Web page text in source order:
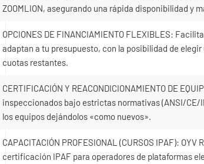
ZOOMLION, asegurando una rápida disponibilidad y
OPCIONES DE FINANCIAMIENTO FLEXIBLES:
adaptan a tu presupuesto, con la posibilidad de
cuotas restantes.
CERTIFICACIÓN Y REACONDICIONAMIENTO DE
inspeccionados bajo estrictas normativas (ANSI/
los equipos dejándolos «como nuevos».
CAPACITACIÓN PROFESIONAL (CURSOS IPAF):
certificación IPAF para operadores de plataformas